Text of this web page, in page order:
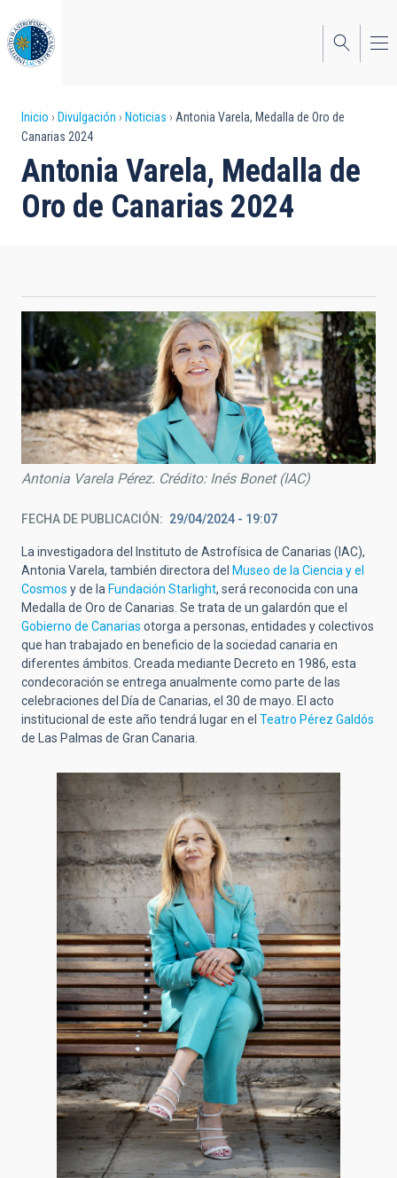
al
contenido
principal
Sobrescribir
enlaces
de
ayuda
navegación
Inicio Divulgación Noticias
Antonia Varela, Medalla de Oro de
Canarias 2024
Antonia Varela, Medalla de
Oro de Canarias 2024
Antonia Varela Pérez. Crédito: Inés Bonet (IAC)
FECHA DE PUBLICACIÓN 29/04/2024 - 19:07
La investigadora del Instituto de Astrofísica de Canarias (IAC),
Antonia Varela, también directora del Museo de la Ciencia y el
Cosmos y de la Fundación Starlight, será reconocida con una
Medalla de Oro de Canarias. Se trata de un galardón que el
Gobierno de Canarias otorga a personas, entidades y colectivos
que han trabajado en beneficio de la sociedad canaria en
diferentes ámbitos . Creada mediante Decreto en 1986, esta
condecoración se entrega anualmente como parte de las
celebraciones del Día de Canarias, el 30 de mayo. El acto
institucional de este año tendrá lugar en el Teatro Pérez Galdós
de Las Palmas de Gran Canaria.